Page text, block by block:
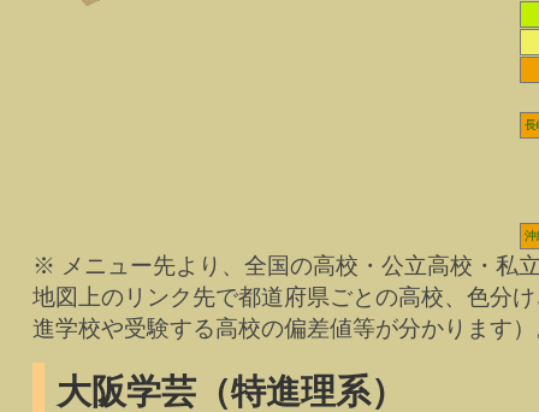
長
沖
※ メニュー先より、全国の高校・公立高校・私
地図上のリンク先で都道府県ごとの高校、色分
進学校や受験する高校の偏差値等が分かります
大阪学芸（特進理系）